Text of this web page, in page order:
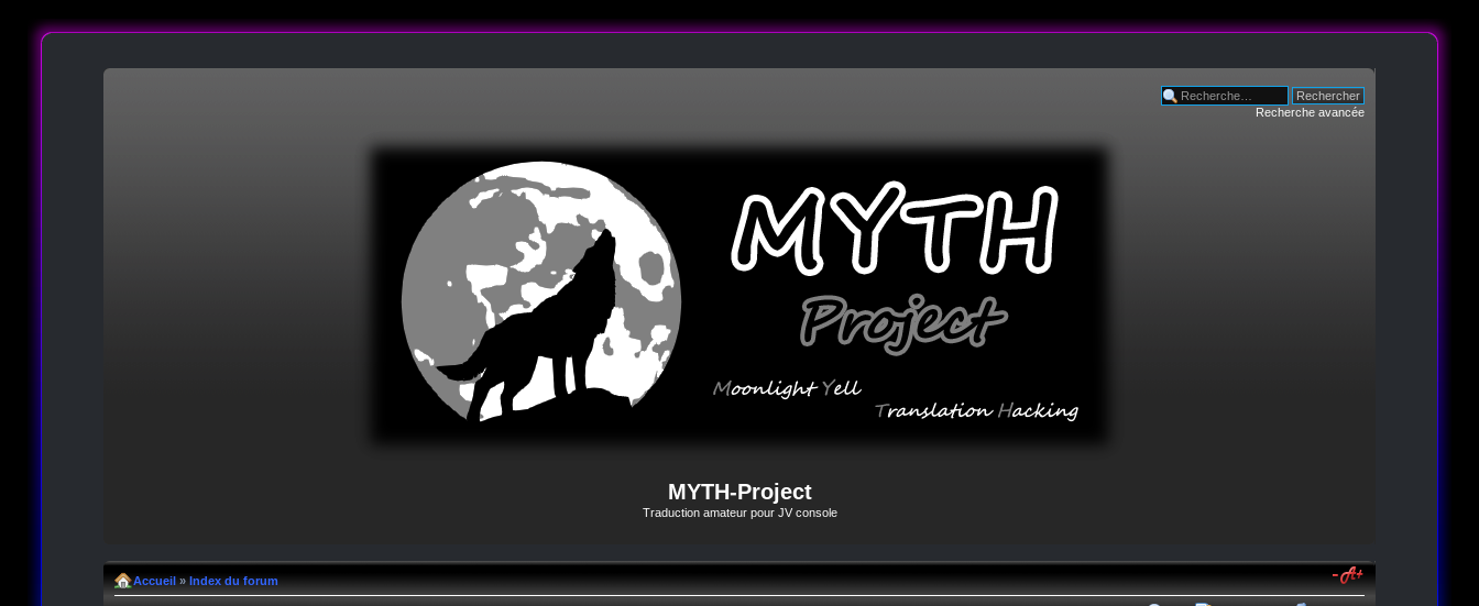
Recherche avancée
MYTH-Project
Traduction amateur pour JV console
Accueil» Index du forum